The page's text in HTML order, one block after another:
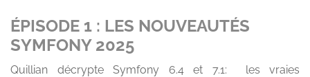
ÉPISODE 1 : LES NOUVEAUTÉS
SYMFONY 2025
Quillian décrypte Symfony 6.4 et 7.1: les vraies